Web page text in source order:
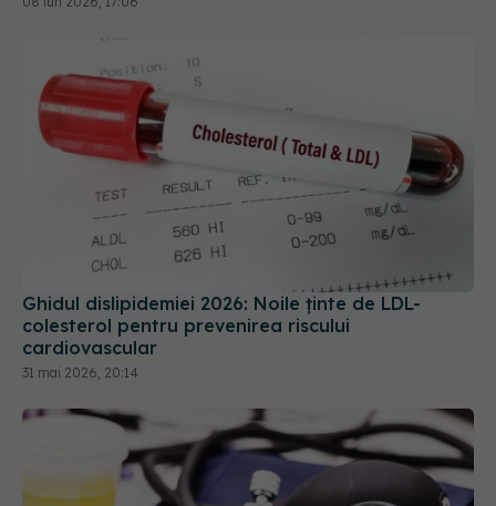
Ghidul dislipidemiei 2026: Noile ținte de LDL-
colesterol pentru prevenirea riscului
cardiovascular
31 mai 2026, 20:14